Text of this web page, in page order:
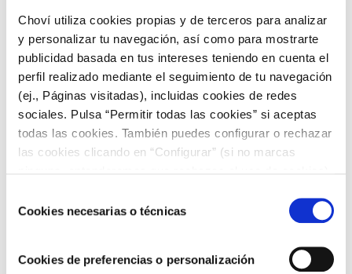
Choví utiliza cookies propias y de terceros para analizar
y personalizar tu navegación, así como para mostrarte
publicidad basada en tus intereses teniendo en cuenta el
perfil realizado mediante el seguimiento de tu navegación
(ej., Páginas visitadas), incluidas cookies de redes
sociales. Pulsa “Permitir todas las cookies” si aceptas
todas las cookies. También puedes configurar o rechazar
las cookies clicando en “Configurar” (si no marcas
COOKIES.
deCookies necesarias o técnicas
Cookies de preferencias o personalización
marino. La pesca de arrastre, con dinamita, de cerco o a la
deriva son artes que deben ser sustituidas por palangre,
nasas, trampas y anzuelos . De esta forma el número de
sobreexplotadas o juveniles.
Consumir pescado de temporada tiene muchas ventajas. No
sólo se trata de disfrutar de
deliciosas recetas
, sino de
ahorrar dinero ycuidar el medioambiente . Son sólo